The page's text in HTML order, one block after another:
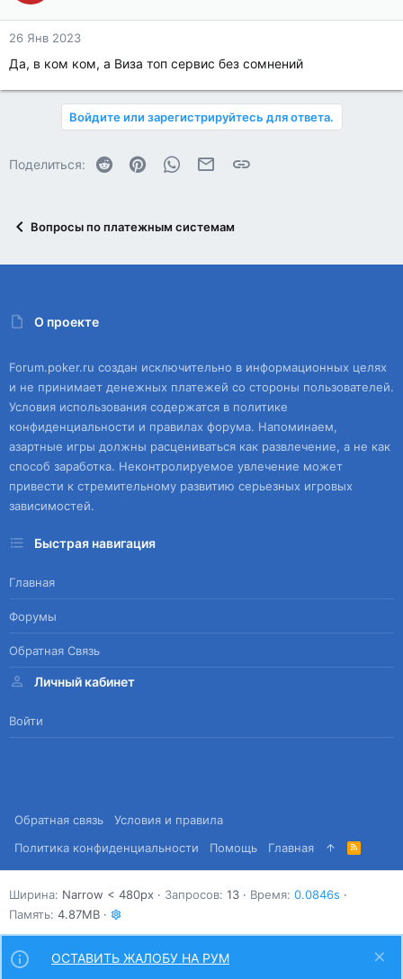
26 Янв 2023
Да, в ком ком, а Виза топ сервис без сомнений
Войдите или зарегистрируйтесь для ответа.
Поделиться: Reddit PinterestWhatsAppЭлектронная почта
Ссылка
Вопросы по платежным системам
О проекте
Forum.poker.ru создан исключительно в информационных целях
и не принимает денежных платежей со стороны пользователей.
Условия использования содержатся в политике
конфиденциальности и правилах форума. Напоминаем,
азартные игры должны расцениваться как развлечение, а не как
способ заработка. Неконтролируемое увлечение может
привести к стремительному развитию серьезных игровых
зависимостей.
Быстрая навигация
Главная
Форумы
Обратная Связь
Личный кабинет
Войти
Обратная связь
Условия и правила
Политика конфиденциальности
Помощь Главная
R
S
S
Ширина Запросов 13 Время 0.0846s
Память 4.87MB
Снизу
ОСТАВИТЬ ЖАЛОБУ НА РУМ